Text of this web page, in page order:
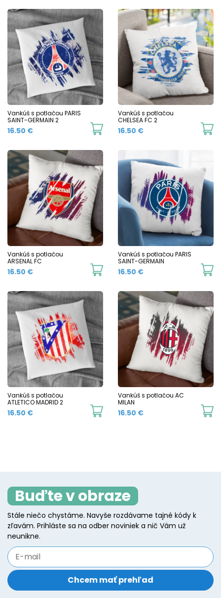
Vankúš s potlačou PARIS
SAINT-GERMAIN 2
16.50 €
Vankúš s potlačou
CHELSEA FC 2
16.50 €
Vankúš s potlačou
ARSENAL FC
16.50 €
Vankúš s potlačou PARIS
SAINT-GERMAIN
16.50 €
Vankúš s potlačou
ATLETICO MADRID 2
16.50 €
Vankúš s potlačou AC
MILAN
16.50 €
Buďte v obraze
Stále niečo chystáme. Navyše rozdávame tajné kódy k
zľavám. Prihláste sa na odber noviniek a nič Vám už
neunikne.